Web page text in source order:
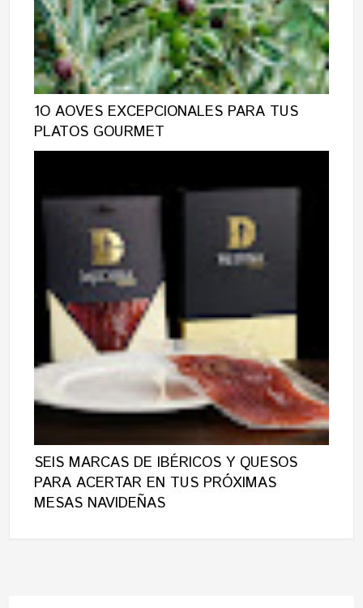
1O AOVES EXCEPCIONALES PARA TUS
PLATOS GOURMET
SEIS MARCAS DE IBÉRICOS Y QUESOS
PARA ACERTAR EN TUS PRÓXIMAS
MESAS NAVIDEÑAS